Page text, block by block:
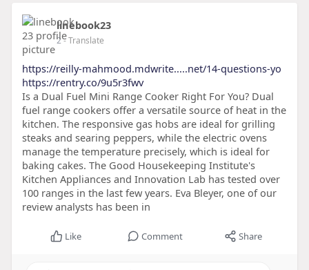
linebook23
2- Translate
https://reilly-mahmood.mdwrite.....net/14-questions-yo
https://rentry.co/9u5r3fwv
Is a Dual Fuel Mini Range Cooker Right For You? Dual
fuel range cookers offer a versatile source of heat in the
kitchen. The responsive gas hobs are ideal for grilling
steaks and searing peppers, while the electric ovens
manage the temperature precisely, which is ideal for
baking cakes. The Good Housekeeping Institute's
Kitchen Appliances and Innovation Lab has tested over
100 ranges in the last few years. Eva Bleyer, one of our
review analysts has been in
Like Comment Share